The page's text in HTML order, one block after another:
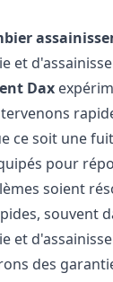
et
Dax
ce soit une
pour
soient
souvent
et
des